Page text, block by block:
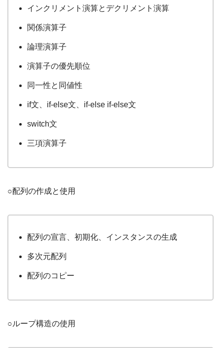
インクリメント演算とデクリメント演算
関係演算子
論理演算子
演算子の優先順位
同一性と同値性
if文、if-else文、if-else if-else文
switch文
三項演算子
○配列の作成と使用
配列の宣言、初期化、インスタンスの生成
多次元配列
配列のコピー
○ループ構造の使用